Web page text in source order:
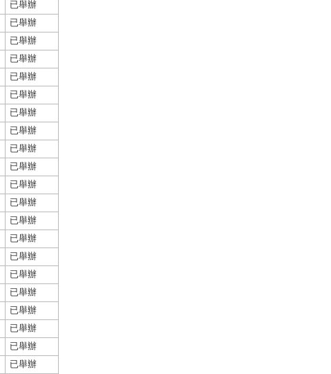
已舉辦
已舉辦
已舉辦
已舉辦
已舉辦
已舉辦
已舉辦
已舉辦
已舉辦
已舉辦
已舉辦
已舉辦
已舉辦
已舉辦
已舉辦
已舉辦
已舉辦
已舉辦
已舉辦
已舉辦
已舉辦